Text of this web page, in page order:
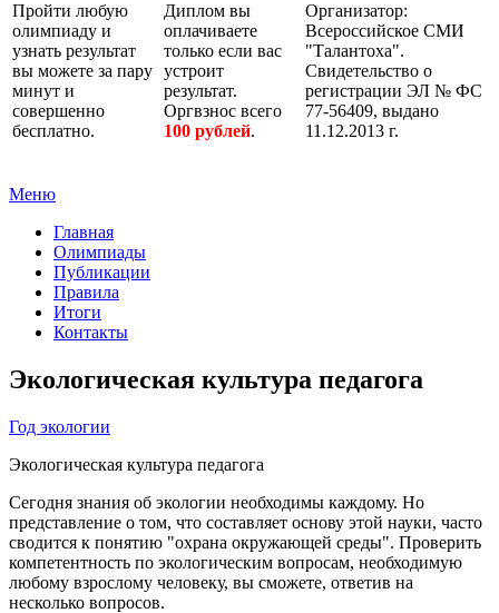
Пройти любую
олимпиаду и
узнать результат
вы можете за пару
минут и
совершенно
бесплатно.
Диплом вы
оплачиваете
только если вас
устроит
результат.
Оргвзнос всего
100 рублей.
Организатор:
Всероссийское СМИ
"Талантоха".
Свидетельство о
регистрации ЭЛ № ФС
77-56409, выдано
11.12.2013 г.
Меню
Главная
Олимпиады
Публикации
Правила
Итоги
Контакты
Экологическая культура педагога
Год экологии
Экологическая культура педагога
Сегодня знания об экологии необходимы каждому. Но
представление о том, что составляет основу этой науки, часто
сводится к понятию "охрана окружающей среды". Проверить
компетентность по экологическим вопросам, необходимую
любому взрослому человеку, вы сможете, ответив на
несколько вопросов.